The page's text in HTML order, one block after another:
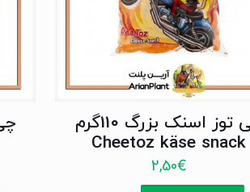
چی توز اسنک بزرگ 110گرم
Cheetoz käse snack
2,50€